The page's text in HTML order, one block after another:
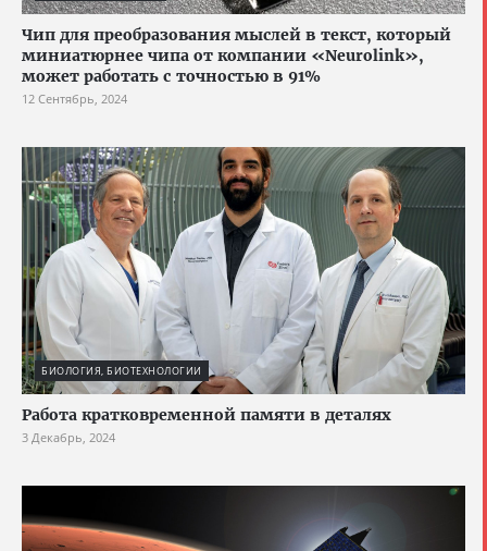
Чип для преобразования мыслей в текст, который
миниатюрнее чипа от компании «Neurolink»,
может работать с точностью в 91%
12 Сентябрь, 2024
БИОЛОГИЯ, БИОТЕХНОЛОГИИ
Работа кратковременной памяти в деталях
3 Декабрь, 2024